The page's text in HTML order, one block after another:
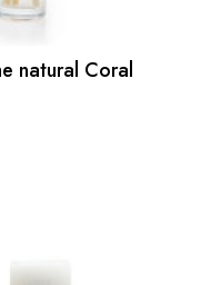
natural Coral